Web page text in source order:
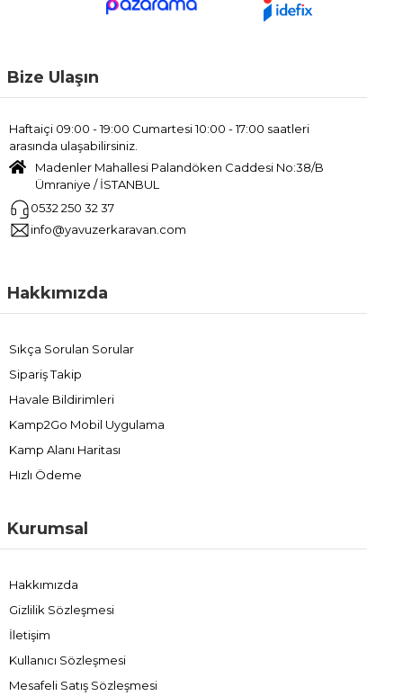
Bize Ulaşın
Haftaiçi 09:00 - 19:00 Cumartesi 10:00 - 17:00 saatleri
arasında ulaşabilirsiniz.
Madenler Mahallesi Palandöken Caddesi No:38/B
Ümraniye / İSTANBUL
0532 250 32 37
info@yavuzerkaravan.com
Hakkımızda
Sıkça Sorulan Sorular
Sipariş Takip
Havale Bildirimleri
Kamp2Go Mobil Uygulama
Kamp Alanı Haritası
Hızlı Ödeme
Kurumsal
Hakkımızda
Gizlilik Sözleşmesi
İletişim
Kullanıcı Sözleşmesi
Mesafeli Satış Sözleşmesi